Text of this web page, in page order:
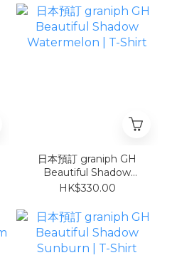
日本預訂 graniph GH
Beautiful Shadow
Watermelon | T-Shirt
HK$330.00